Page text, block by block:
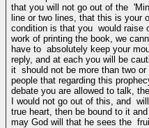
that you will not go out of the
line or two lines, that this is your
condition is that you would raise
work of printing the book, we
have to absolutely keep your
reply, and at each you will be
it should not be more than two
people that regarding this
debate you are allowed to talk,
I would not go out of this, and
true heart, then be bound to it
may God will that he sees the